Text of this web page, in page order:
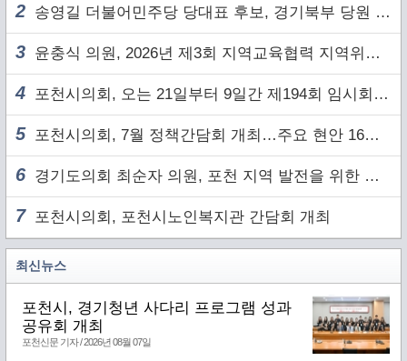
2 송영길 더불어민주당 당대표 후보, 경기북부 당원 및 2030 세대와 ‘소통 행보’
3 윤충식 의원, 2026년 제3회 지역교육협력 지역위원회 주재
4 포천시의회, 오는 21일부터 9일간 제194회 임시회 개회
5 포천시의회, 7월 정책간담회 개최…주요 현안 16건 점검
6 경기도의회 최순자 의원, 포천 지역 발전을 위한 정담회 개최
7포천시의회, 포천시노인복지관 간담회 개최
최신뉴스
포천시, 경기청년 사다리 프로그램 성과
공유회 개최
포천신문 기자 / 2026년 08월 07일